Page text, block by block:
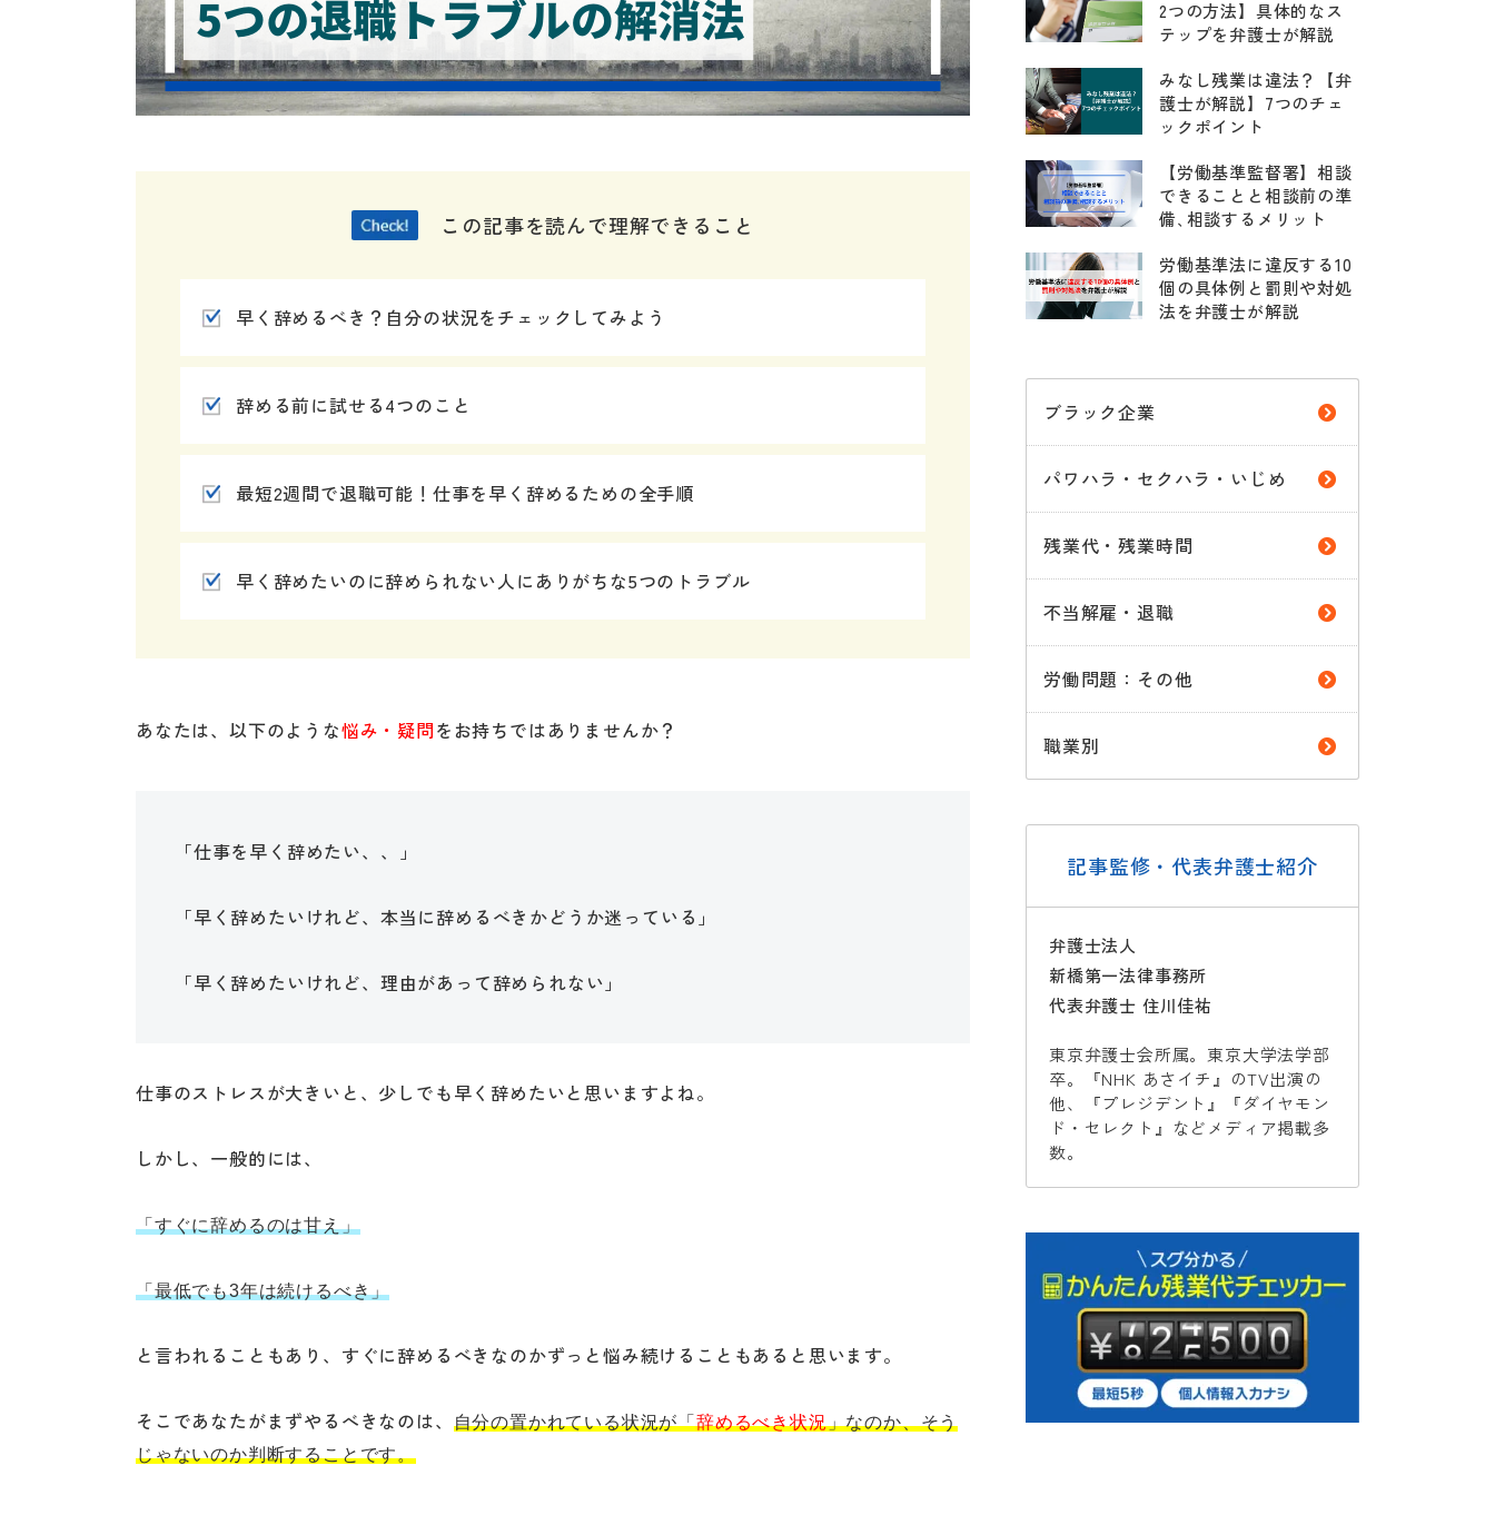
この記事を読んで理解できること
早く辞めるべき？自分の状況をチェックしてみよう
辞める前に試せる4つのこと
最短2週間で退職可能！仕事を早く辞めるための全手順
早く辞めたいのに辞められない人にありがちな5つのトラブル
あなたは、以下のような悩み・疑問をお持ちではありませんか？
「仕事を早く辞めたい、、」
「早く辞めたいけれど、本当に辞めるべきかどうか迷っている」
「早く辞めたいけれど、理由があって辞められない」
仕事のストレスが大きいと、少しでも早く辞めたいと思いますよね。
しかし、一般的には、
「すぐに辞めるのは甘え」
「最低でも3年は続けるべき」
と言われることもあり、すぐに辞めるべきなのかずっと悩み続けることもあると思います。
そこであなたがまずやるべきなのは、 自分の置かれている状況が「辞めるべき状況」なのか、そう
じゃないのか判断することです。
2つの方法】具体的なス
テップを弁護士が解説
みなし残業は違法？【弁
護士が解説】7つのチェ
ックポイント
【労働基準監督署】相談
できることと相談前の準
備､相談するメリット
労働基準法に違反する10
個の具体例と罰則や対処
法を弁護士が解説
ブラック企業
パワハラ・セクハラ・いじめ
残業代・残業時間
不当解雇・退職
労働問題：その他
職業別
記事監修・代表弁護士紹介
弁護士法人
新橋第一法律事務所
代表弁護士 住川佳祐
東京弁護士会所属。東京大学法学部
卒。『NHK あさイチ』のTV出演の
他、『プレジデント』『ダイヤモン
ド・セレクト』などメディア掲載多
数。